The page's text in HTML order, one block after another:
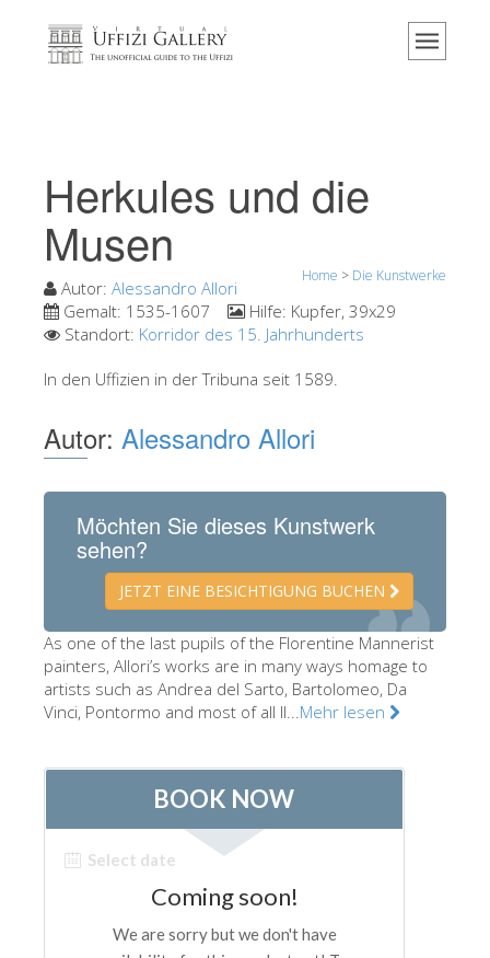
Home
Veranstaltungen & Ausstellungen
Besucher Bewertungen
Die Uffizien entdecken
Die Kunstwerke
Die Künstler
Andere Museen
Bargello Museum
Galleria Accademia
Palatina Galerie
San Marco Museum
Archäologisches Museum
Opificio delle Pietre Dure
Museo Galileo
Boboli Gardens
Herkules und die
Musen
Home > Die Kunstwerke
Autor: Alessandro Allori
Gemalt: 1535-1607 Hilfe: Kupfer, 39x29
Standort: Korridor des 15. Jahrhunderts
In den Uffizien in der Tribuna seit 1589.
Autor: Alessandro Allori
Möchten Sie dieses Kunstwerk
sehen?
JETZT EINE BESICHTIGUNG BUCHEN
As one of the last pupils of the Florentine Mannerist
painters, Allori’s works are in many ways homage to
artists such as Andrea del Sarto, Bartolomeo, Da
Vinci, Pontormo and most of all Il...Mehr lesen